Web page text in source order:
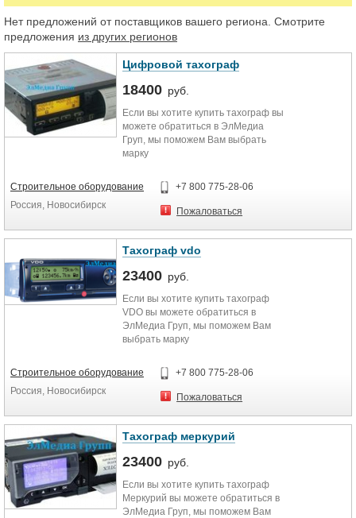
Нет предложений от поставщиков вашего региона. Смотрите
предложения из других регионов
Цифровой тахограф
18400 руб.
Если вы хотите купить тахограф вы
можете обратиться в ЭлМедиа
Груп, мы поможем Вам выбрать
марку
всегда в наличии. Хорошая цена и
возможность приобрести в любом
Строительное оборудование
Россия, Новосибирск
+7 800 775-28-06
Пожаловаться
Тахограф vdo
23400 руб.
Если вы хотите купить тахограф
VDO вы можете обратиться в
ЭлМедиа Груп, мы поможем Вам
выбрать марку
всегда в наличии. Хорошая цена и
возможность приобрести в любом
Строительное оборудование
Россия, Новосибирск
+7 800 775-28-06
Пожаловаться
Тахограф меркурий
23400 руб.
Если вы хотите купить тахограф
Меркурий вы можете обратиться в
ЭлМедиа Груп, мы поможем Вам